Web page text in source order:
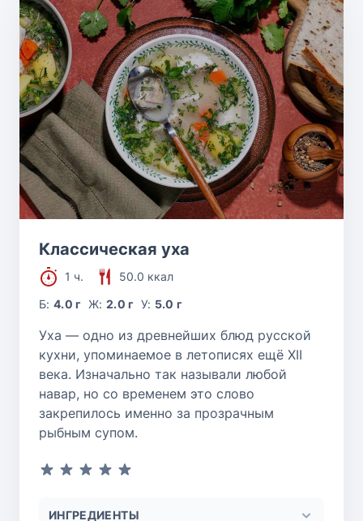
Классическая уха
1 ч.
50.0 ккал
Б:4.0 г Ж: 2.0 г У: 5.0 г
Уха — одно из древнейших блюд русской
кухни, упоминаемое в летописях ещё XII
века. Изначально так называли любой
навар, но со временем это слово
закрепилось именно за прозрачным
рыбным супом.
ИНГРЕДИЕНТЫ